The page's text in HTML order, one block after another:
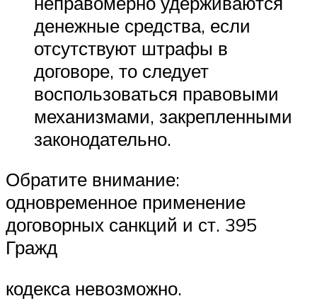
денежные средства, если
отсутствуют штрафы в
договоре, то следует
воспользоваться правовыми
механизмами, закрепленными
законодательно.
Обратите внимание:
одновременное применение
договорных санкций и ст. 395
Гражд
кодекса невозможно.